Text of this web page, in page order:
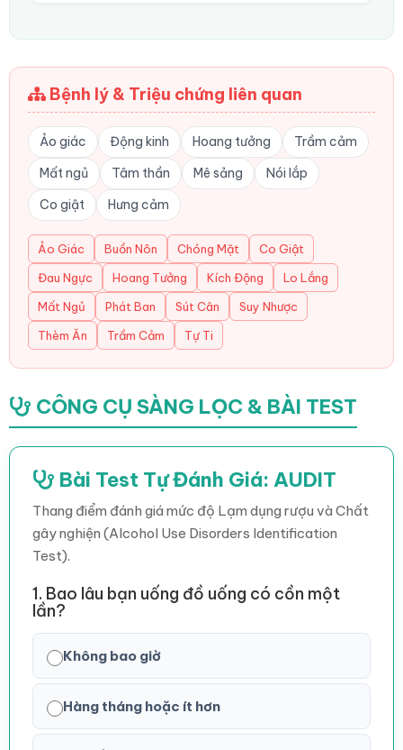
Bệnh lý & Triệu chứng liên quan
Ảo giác Động kinh Hoang tưởng
Trầm cảm
Mất ngủ
Tâm thần Mê sảng
Nói lắp
Co giật
Hưng cảm
Ảo Giác Buồn Nôn Chóng Mặt
Co Giật
Đau Ngực
Hoang Tưởng Kích Động
Lo Lắng
Mất Ngủ
Phát Ban Sút Cân
Suy Nhược
Thèm Ăn
Trầm Cảm Tự Ti
CÔNG CỤ SÀNG LỌC & BÀI TEST
Bài Test Tự Đánh Giá: AUDIT
Thang điểm đánh giá mức độ Lạm dụng rượu và Chất
gây nghiện (Alcohol Use Disorders Identification
Test).
1. Bao lâu bạn uống đồ uống có cồn một
lần?
Không bao giờ
Hàng tháng hoặc ít hơn